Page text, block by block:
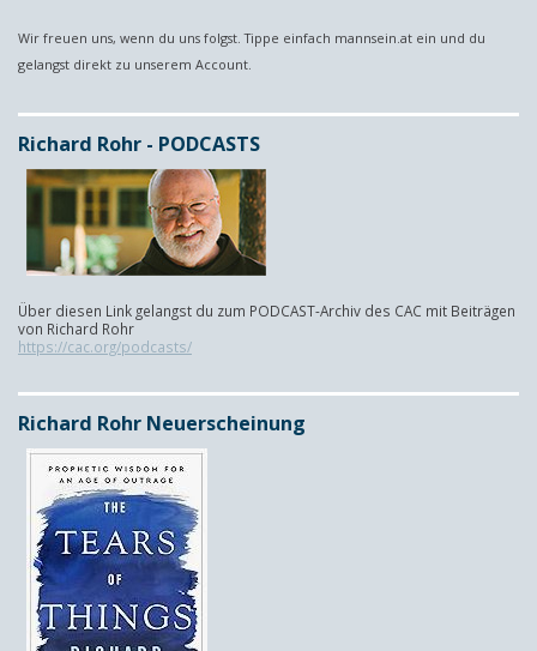
Wir freuen uns, wenn du uns folgst. Tippe einfach mannsein.at ein und du
gelangst direkt zu unserem Account.
Richard Rohr - PODCASTS
Über diesen Link gelangst du zum PODCAST-Archiv des CAC mit Beiträgen
von Richard Rohr
https://cac.org/podcasts/
Richard Rohr Neuerscheinung